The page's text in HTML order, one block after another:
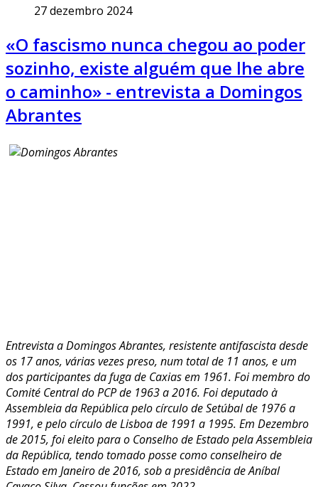
27 dezembro 2024
«O fascismo nunca chegou ao poder
sozinho, existe alguém que lhe abre
o caminho» - entrevista a Domingos
Abrantes
Entrevista a Domingos Abrantes, resistente antifascista desde
os 17 anos, várias vezes preso, num total de 11 anos, e um
dos participantes da fuga de Caxias em 1961. Foi membro do
Comité Central do PCP de 1963 a 2016. Foi deputado à
Assembleia da República pelo círculo de Setúbal de 1976 a
1991, e pelo círculo de Lisboa de 1991 a 1995. Em Dezembro
de 2015, foi eleito para o Conselho de Estado pela Assembleia
da República, tendo tomado posse como conselheiro de
Estado em Janeiro de 2016, sob a presidência de Aníbal